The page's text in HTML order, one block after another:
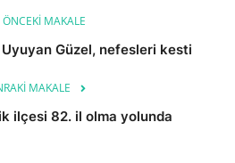
ÖNCEKI MAKALE
Uyuyan Güzel, nefesleri kesti
MAKALE
ilçesi 82. il olma yolunda